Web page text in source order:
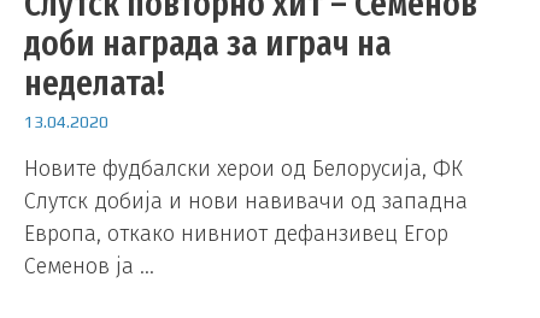
доби награда за играч на
неделата!
13.04.2020
Новите фудбалски херои од Белорусија, ФК
Слутск добија и нови навивачи од западна
Европа, откако нивниот дефанзивец Егор
Семенов ја …